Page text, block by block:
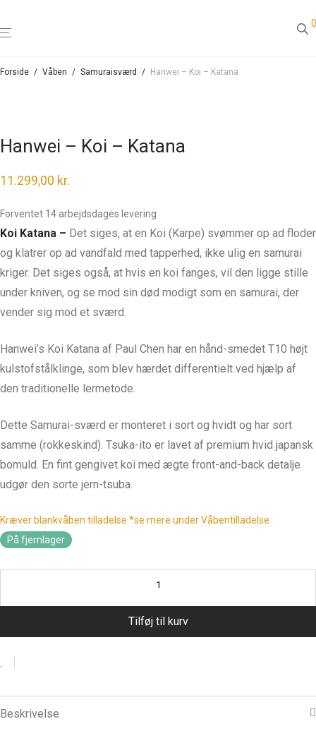
0
Forside / Våben / Samuraisværd / Hanwei – Koi – Katana
Hanwei – Koi – Katana
11.299,00 kr.
Forventet 14 arbejdsdages levering
Koi Katana – Det siges, at en Koi (Karpe) svømmer op ad floder
og klatrer op ad vandfald med tapperhed, ikke ulig en samurai
kriger. Det siges også, at hvis en koi fanges, vil den ligge stille
under kniven, og se mod sin død modigt som en samurai, der
vender sig mod et sværd.
Hanwei’s Koi Katana af Paul Chen har en hånd-smedet T10 højt
kulstofstålklinge, som blev hærdet differentielt ved hjælp af
den traditionelle lermetode.
Dette Samurai-sværd er monteret i sort og hvidt og har sort
samme (rokkeskind). Tsuka-ito er lavet af premium hvid japansk
bomuld. En fint gengivet koi med ægte front-and-back detalje
udgør den sorte jern-tsuba.
Kræver blankvåben tilladelse *se mere under Våbentilladelse
På fjernlager
Tilføj til kurv
Beskrivelse